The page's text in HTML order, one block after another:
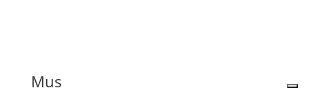
Mus